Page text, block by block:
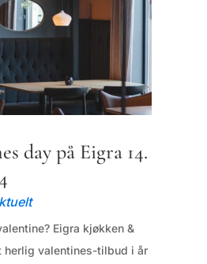
day på Eigra 14.
Eigra kjøkken &
herlig valentines-tilbud i år